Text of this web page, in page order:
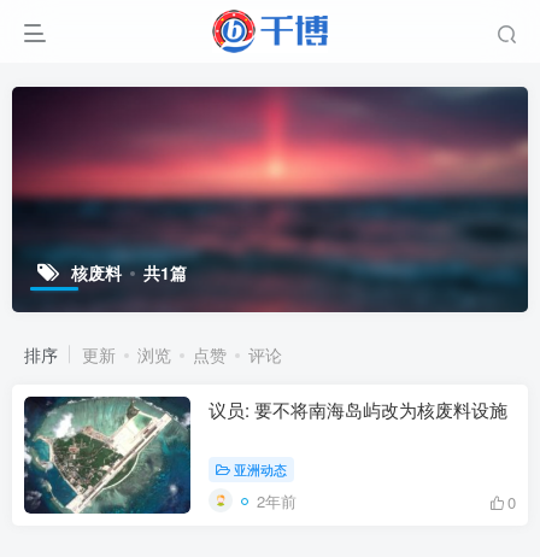
核废料 共1篇
排序 更新 浏览 点赞 评论
议员: 要不将南海岛屿改为核废料设施
亚洲动态
2年前 0